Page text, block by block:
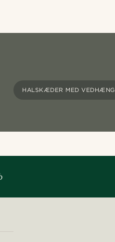
HALSKÆDER MED VEDHÆNG